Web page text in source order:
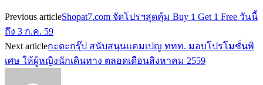
Previous articleShopat7.com จัดโปรฯสุดคุ้ม Buy 1 Get 1 Free วันนี้
ถึง 3 ก.ค. 59
Next articleกะตะกรุ๊ป สนับสนุนแคมเปญ ททท. มอบโปรโมชั่นพิ
เศษ ให้ผู้หญิงนักเดินทาง ตลอดเดือนสิงหาคม 2559